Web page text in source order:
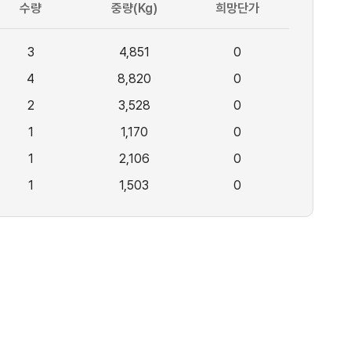
수량 중량(Kg) 희망단가
3 4,851
0
4
8,820
0
2
3,528
0
1
1,170
0
1
2,106
0
1
1,503 0